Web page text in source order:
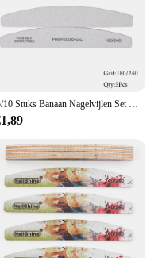
5/10 Stuks Banaan Nagelvijlen Set 180/240 Grit Schuurpapier Schuren Nagels Buffer Bestand Professionele Supply manicure Accessoires En Tool